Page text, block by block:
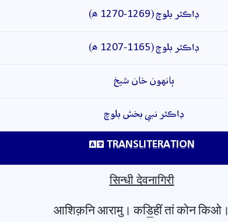
ڊاڪٽر بلوچ (1269-1270 ھ)
ڊاڪٽر بلوچ (1165-1207 ھ)
ٻانهون خان شيخ
ڊاڪٽر نبي بخش بلوچ
TRANSLITERATION
सिन्धी देवनागिरी
आशिक़नि आरामु। कडि॒हीं तां कोन किओ।